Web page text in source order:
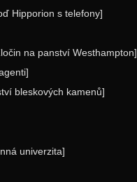
Hipporion s telefony]
na panství Westhampton]
bleskových kamenů]
univerzita]